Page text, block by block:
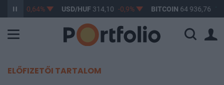
-0,64% USD/HUF314,10 -0,9% BITCOIN64 936,76
ELŐFIZETŐI TARTALOM